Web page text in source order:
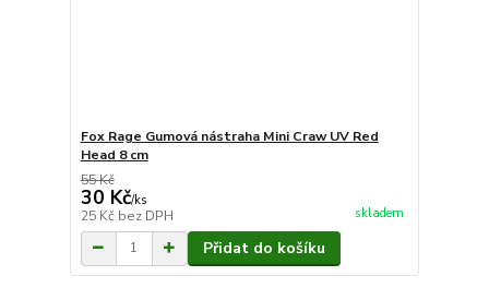
Fox Rage Gumová nástraha Mini Craw UV Red
Head 8 cm
55 Kč
30 Kč/ks
25 Kč bez DPH skladem
Přidat do košíku